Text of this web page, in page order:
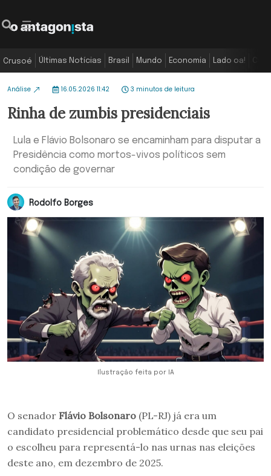
Crusoé Últimas Notícias Brasil Mundo Economia Lado oa!
Análise 16.05.2026 11:42 3 minutos de leitura
Rinha de zumbis presidenciais
Lula e Flávio Bolsonaro se encaminham para disputar a
Presidência como mortos-vivos políticos sem
condição de governar
Rodolfo Borges
Ilustração feita por IA
O senador Flávio Bolsonaro (PL-RJ) já era um
candidato presidencial problemático desde que seu pai
o escolheu para representá-lo nas urnas nas eleições
deste ano, em dezembro de 2025.